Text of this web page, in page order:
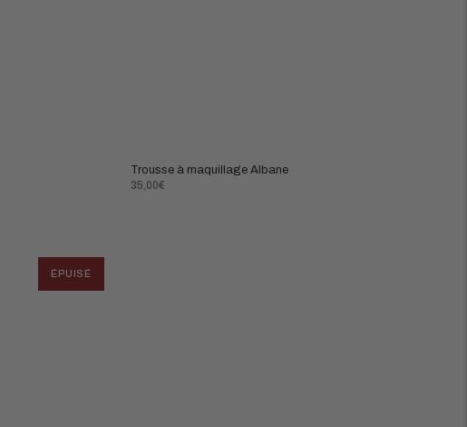
Trousse à maquillage Albane
Prix
35,00€
ÉPUISÉ